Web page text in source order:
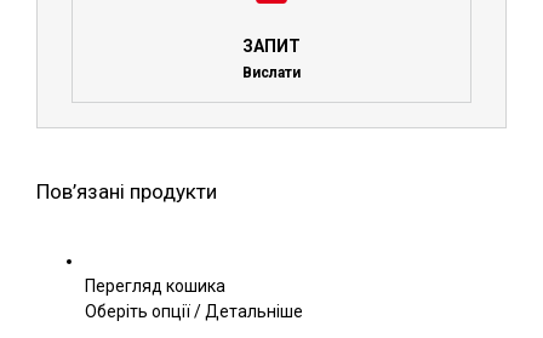
ЗАПИТ
Вислати
Пов’язані продукти
Перегляд кошика
Оберіть опціїЦей
/Детальніше